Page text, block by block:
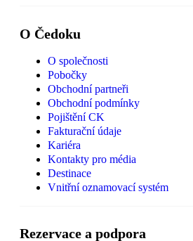
O Čedoku
O společnosti
Pobočky
Obchodní partneři
Obchodní podmínky
Pojištění CK
Fakturační údaje
Kariéra
Kontakty pro média
Destinace
Vnitřní oznamovací systém
Rezervace a podpora